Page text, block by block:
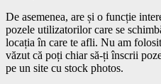
De asemenea, are și o funcție
pozele utilizatorilor care se
locația în care te afli. Nu am
văzut că poți chiar să-ți înscrii
pe un site cu stock photos.